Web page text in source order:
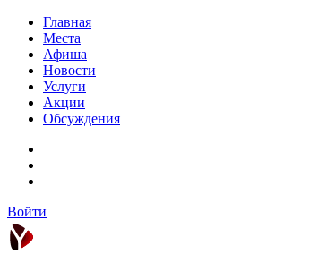
Главная
Места
Афиша
Новости
Услуги
Акции
Обсуждения
Войти